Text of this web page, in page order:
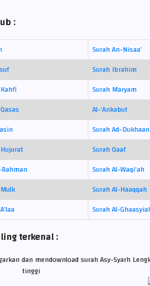
:
Surah An-Nisaa’
Surah Ibrahim
Surah Maryam
Al-‘Ankabut
Surah Ad-Dukhaan
Surah Qaaf
Surah Al-Waqi’ah
Surah Al-Haaqqah
Surah Al-
terkenal :
dan mendownload surah Asy-Syarh
tinggi